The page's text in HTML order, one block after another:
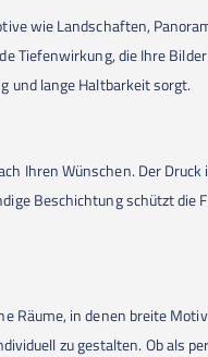
wie Landschaften,
Tiefenwirkung, die Ihre
und lange Haltbarkeit sorgt.
Ihren Wünschen. Der
Beschichtung schützt die
in denen breite
zu gestalten. Ob als